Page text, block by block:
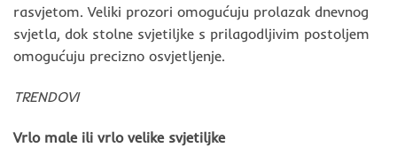
rasvjetom. Veliki prozori omogućuju prolazak dnevnog
svjetla, dok stolne svjetiljke s prilagodljivim postoljem
omogućuju precizno osvjetljenje.
TRENDOVI
Vrlo male ili vrlo velike svjetiljke